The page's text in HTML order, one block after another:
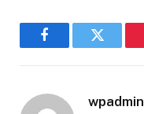
FacebookTwitter
wpadmin